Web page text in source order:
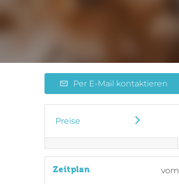
Per E-Mail kontaktieren
Preise
Zeitplan vom